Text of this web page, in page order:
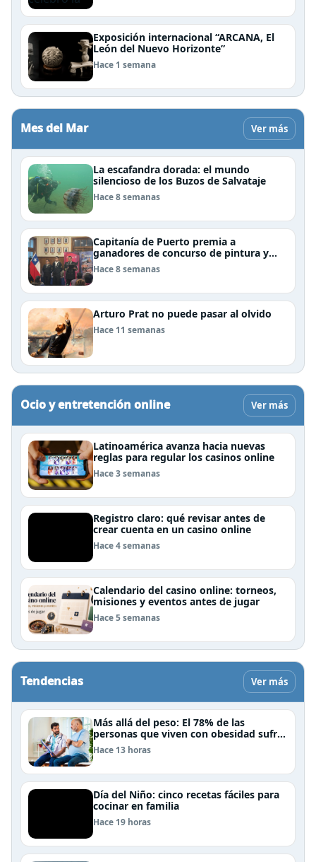
Exposición internacional “ARCANA, El
León del Nuevo Horizonte”
Hace 1 semana
Mes del Mar Ver más
La escafandra dorada: el mundo
silencioso de los Buzos de Salvataje
Hace 8 semanas
Capitanía de Puerto premia a
ganadores de concurso de pintura y
cierra el Mes del Mar en Puerto Natales
Hace 8 semanas
Arturo Prat no puede pasar al olvido
Hace 11 semanas
Ocio y entretención online Ver más
Latinoamérica avanza hacia nuevas
reglas para regular los casinos online
Hace 3 semanas
Registro claro: qué revisar antes de
crear cuenta en un casino online
Hace 4 semanas
Calendario del casino online: torneos,
misiones y eventos antes de jugar
Hace 5 semanas
Tendencias Ver más
Más allá del peso: El 78% de las
personas que viven con obesidad sufre
estrés postraumático debido al estigma
Hace 13 horas
Día del Niño: cinco recetas fáciles para
cocinar en familia
Hace 19 horas